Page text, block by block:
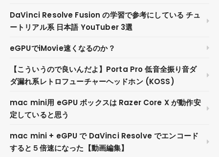
DaVinci Resolve Fusion の学習で参考にしている チュ
ートリアル系 日本語 YouTuber 3選
eGPUでiMovie速くなるのか？
【こういうので良いんだよ】Porta Pro 低音全振り音ダ
ダ漏れ系レトロフューチャーヘッドホン (KOSS)
mac mini用 eGPU ボックスは Razer Core X が動作安
定していると思う
mac mini + eGPU で DaVinci Resolve でエンコード
すると５倍速になった【動画編集】